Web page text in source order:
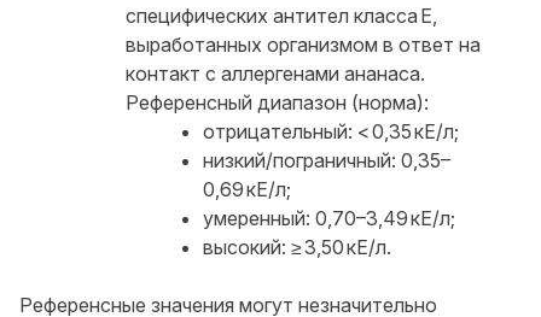
специфических антител класса E,
выработанных организмом в ответ на
контакт с аллергенами ананаса.
Референсный диапазон (норма):
отрицательный: < 0,35 кЕ/л;
низкий/пограничный: 0,35–
0,69 кЕ/л;
умеренный: 0,70–3,49 кЕ/л;
высокий: ≥ 3,50 кЕ/л.
Референсные значения могут незначительно